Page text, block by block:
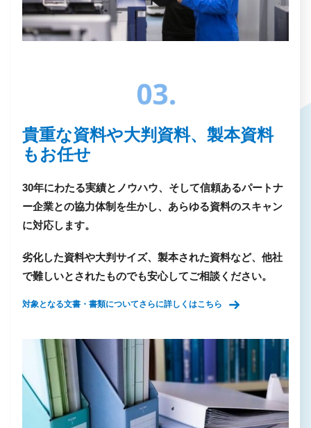
貴重な資料や大判資料、製本資料
もお任せ
30年にわたる実績とノウハウ、そして信頼あるパートナ
ー企業との協力体制を生かし、あらゆる資料のスキャン
に対応します。
劣化した資料や大判サイズ、製本された資料など、他社
で難しいとされたものでも安心してご相談ください。
対象となる文書・書類についてさらに詳しくはこちら